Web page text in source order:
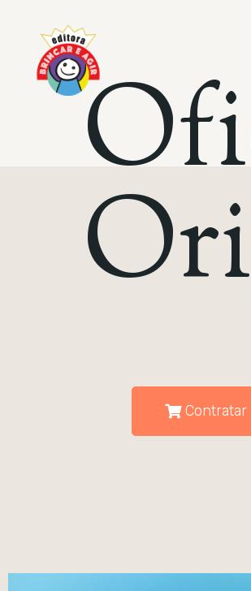
Ofi
Ori
Contratar